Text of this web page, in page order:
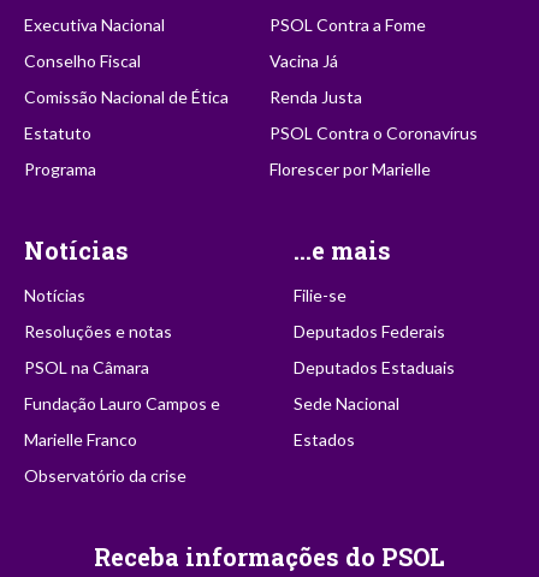
Executiva Nacional
Conselho Fiscal
Comissão Nacional de Ética
Estatuto
Programa
PSOL Contra a Fome
Vacina Já
Renda Justa
PSOL Contra o Coronavírus
Florescer por Marielle
Notícias
Notícias
Resoluções e notas
PSOL na Câmara
Fundação Lauro Campos e
Marielle Franco
Observatório da crise
...e mais
Filie-se
Deputados Federais
Deputados Estaduais
Sede Nacional
Estados
Receba informações do PSOL